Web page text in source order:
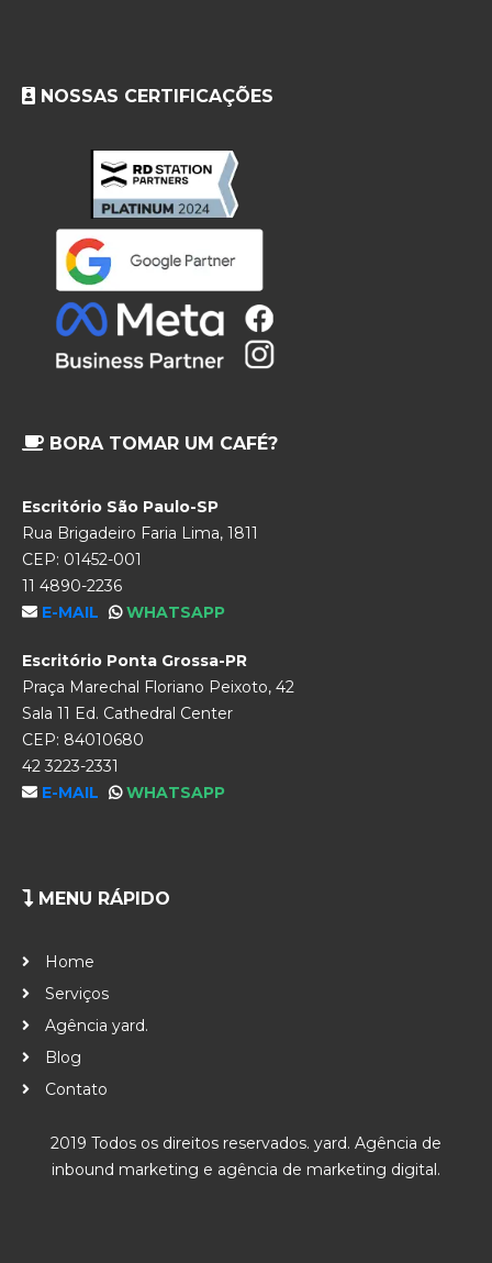
NOSSAS CERTIFICAÇÕES
BORA TOMAR UM CAFÉ?
Escritório São Paulo-SP
Rua Brigadeiro Faria Lima, 1811
CEP: 01452-001
11 4890-2236
E-MAIL
WHATSAPP
Escritório Ponta Grossa-PR
Praça Marechal Floriano Peixoto, 42
Sala 11 Ed. Cathedral Center
CEP: 84010680
42 3223-2331
E-MAIL
WHATSAPP
MENU RÁPIDO
Home
Serviços
Agência yard.
Blog
Contato
2019 Todos os direitos reservados. yard. Agência de
inbound marketing e agência de marketing digital.